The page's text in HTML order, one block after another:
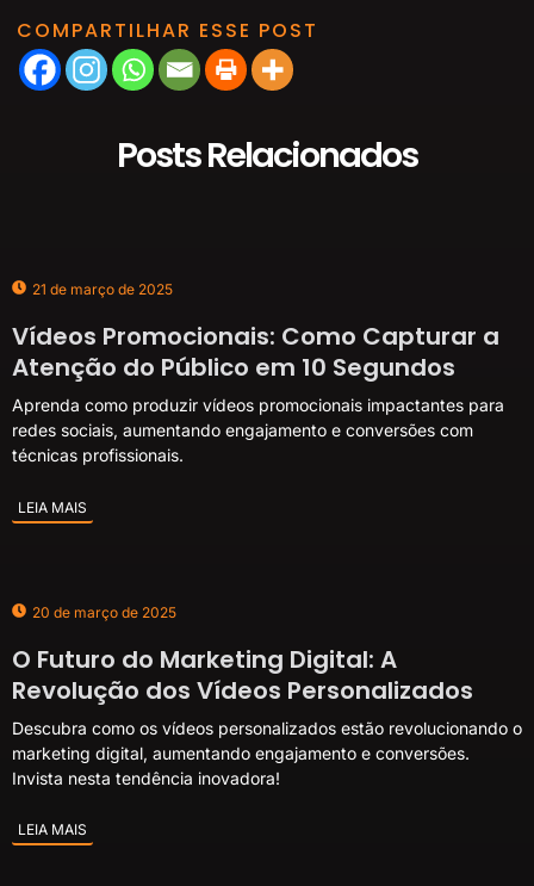
COMPARTILHAR ESSE POST
Posts Relacionados
21 de março de 2025
Vídeos Promocionais: Como Capturar a
Atenção do Público em 10 Segundos
Aprenda como produzir vídeos promocionais impactantes para
redes sociais, aumentando engajamento e conversões com
técnicas profissionais.
LEIA MAIS
20 de março de 2025
O Futuro do Marketing Digital: A
Revolução dos Vídeos Personalizados
Descubra como os vídeos personalizados estão revolucionando o
marketing digital, aumentando engajamento e conversões.
Invista nesta tendência inovadora!
LEIA MAIS